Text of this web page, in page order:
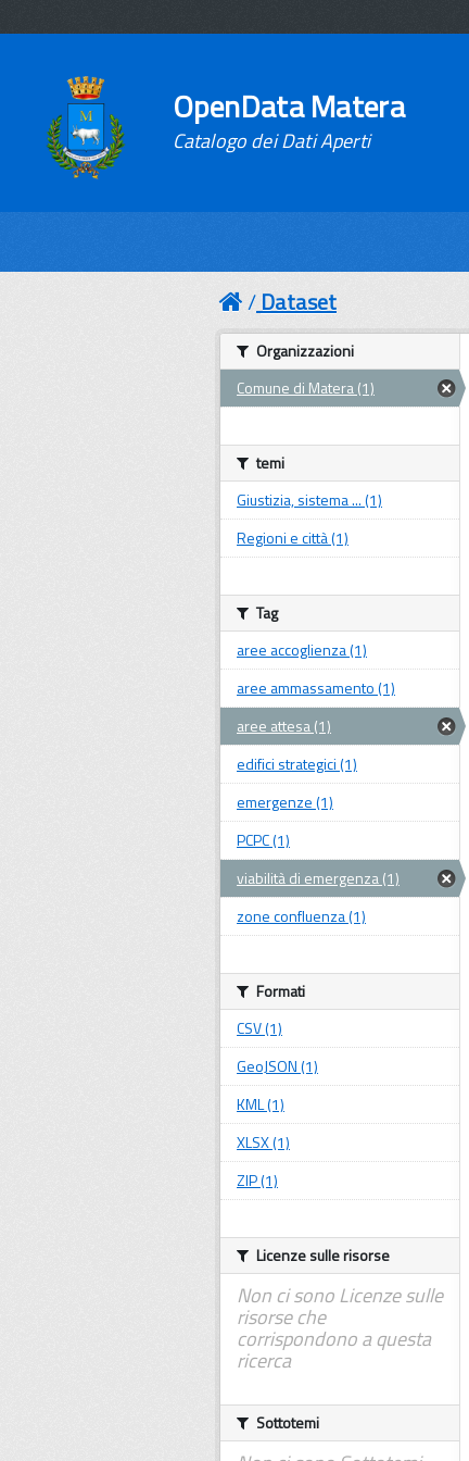
OpenData Matera
Catalogo dei Dati Aperti
Dataset
Organizzazioni
Comune di Matera (1)
temi
Giustizia, sistema ... (1)
Regioni e città (1)
Tag
aree accoglienza (1)
aree ammassamento (1)
aree attesa (1)
edifici strategici (1)
emergenze (1)
PCPC (1)
viabilità di emergenza (1)
zone confluenza (1)
Formati
CSV (1)
GeoJSON (1)
KML (1)
XLSX (1)
ZIP (1)
Licenze sulle risorse
Non ci sono Licenze sulle
risorse che
corrispondono a questa
ricerca
Sottotemi